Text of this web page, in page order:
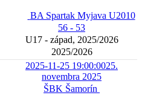
BA Spartak Myjava U2010
56 - 53
U17 - západ, 2025/2026
2025/2026
2025-11-25 19:00:0025.
novembra 2025
ŠBK Šamorín